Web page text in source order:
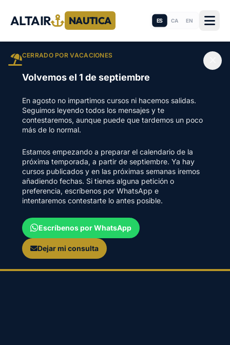
ALTAIR NAUTICA ES CA EN
CERRADO POR VACACIONES
Volvemos el 1 de septiembre
En agosto no impartimos cursos ni hacemos salidas.
Seguimos leyendo todos los mensajes y te
contestaremos, aunque puede que tardemos un poco
más de lo normal.
Estamos empezando a preparar el calendario de la
próxima temporada, a partir de septiembre. Ya hay
cursos publicados y en las próximas semanas iremos
añadiendo fechas. Si tienes alguna petición o
preferencia, escríbenos por WhatsApp e
intentaremos contestarte lo antes posible.
Escríbenos por WhatsApp
Dejar mi consulta